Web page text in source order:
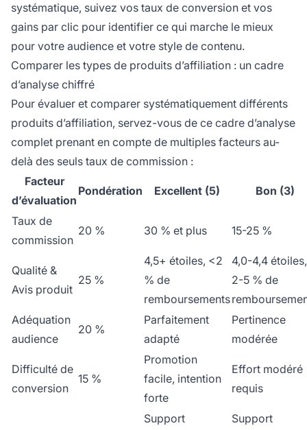
systématique, suivez vos taux de conversion et vos
gains par clic pour identifier ce qui marche le mieux
pour votre audience et votre style de contenu.
Comparer les types de produits d’affiliation : un cadre
d’analyse chiffré
Pour évaluer et comparer systématiquement différents
produits d’affiliation, servez-vous de ce cadre d’analyse
complet prenant en compte de multiples facteurs au-
delà des seuls taux de commission :
Facteur
d’évaluation
Pondération Excellent (5) Bon (3)
Taux de
commission
20 % 30 % et plus 15-25 %
Qualité &
Avis produit
25 %
4,5+ étoiles, <2
% de
remboursements
4,0-4,4 étoiles,
2-5 % de
Adéquation
audience
20 %
Parfaitement
adapté
Pertinence
modérée
Difficulté de
conversion
15 %
Promotion
facile, intention
forte
Effort modéré
requis
Support
Support